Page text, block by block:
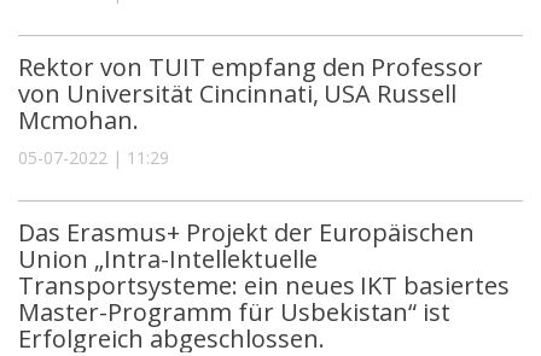
Rektor von TUIT empfang den Professor
von Universität Cincinnati, USA Russell
Mcmohan.
05-07-2022 | 11:29
Das Erasmus+ Projekt der Europäischen
Union „Intra-Intellektuelle
Transportsysteme: ein neues IKT basiertes
Master-Programm für Usbekistan“ ist
Erfolgreich abgeschlossen.